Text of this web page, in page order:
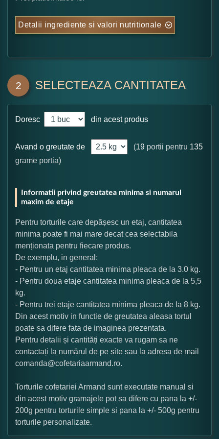
Detalii ingrediente si valori nutritionale
2 SELECTEAZA CANTITATEA
Doresc din acest produs
Avand o greutate de (19 portii pentru 135
grame portia)
Informatii privind greutatea minima si numarul
maxim de etaje
Pentru torturile care depășesc un etaj, cantitatea
minima poate fi mai mare decat cea selectabila
menționata pentru fiecare produs.
De exemplu, in general:
- Pentru un etaj cantitatea minima pleaca de la 3.0 kg.
- Pentru doua etaje cantitatea minima pleaca de la 5,5
kg.
- Pentru trei etaje cantitatea minima pleaca de la 8 kg.
Din acest motiv in functie de greutatea aleasa tortul
poate sa difere fata de imaginea prezentata.
Pentru detalii și cantități exacte va rugam sa ne
contactați la numărul de pe site sau la adresa de mail
comanda@cofetariaarmand.ro.
Torturile cofetariei Armand sunt executate manual si
din acest motiv gramajele pot sa difere cu pana la +/-
200g pentru torturile simple si pana la +/- 500g pentru
torturile personalizate.